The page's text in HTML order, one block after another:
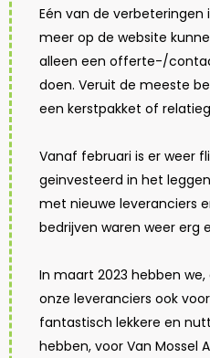
Eén van de
meer op de website
alleen een offerte-/
doen. Veruit de meeste
een kerstpakket of
Vanaf februari is er weer
geinvesteerd in het
met nieuwe leveranciers
bedrijven waren weer erg
In maart 2023 hebben
onze leveranciers ook
fantastisch lekkere en
hebben, voor Van Mossel